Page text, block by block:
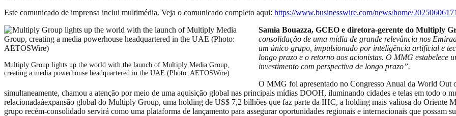
Este comunicado de imprensa inclui multimédia. Veja o comunicado completo aqui: https://www.businesswire.com/news/home/
Multiply Group lights up the world with the launch of Multiply Media Group,
creating a media powerhouse headquartered in the UAE (Photo: AETOSWire)
Samia Bouazza, GCEO e diretora-gerente do Multiply
consolidação de uma mídia de grande relevância nos
um único grupo, impulsionado por inteligência artificial e
longo prazo e o retorno aos acionistas. O MMG estabelece
investimento com perspectiva de longo prazo”.
O MMG foi apresentado no Congresso Anual da World
simultaneamente, chamou a atenção por meio de uma aquisição global nas principais mídias DOOH, iluminando cidades e telas em todo o
relacionadaàexpansão global do Multiply Group, uma holding de US$ 7,2 bilhões que faz parte da IHC, a holding mais valiosa do Oriente
grupo recém-consolidado servirá como uma plataforma de lançamento para assegurar oportunidades regionais e internacionais que